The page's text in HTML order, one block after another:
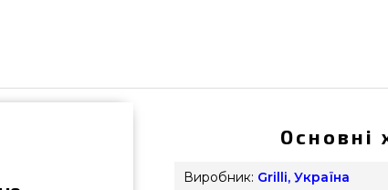
Основні
Виробник: Grilli, Україна